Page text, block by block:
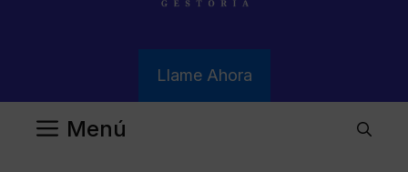
Llame Ahora
Menú